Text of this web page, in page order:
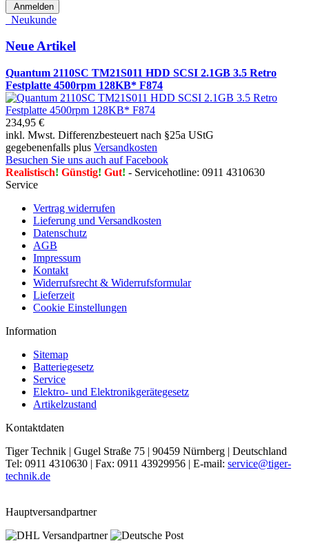
Anmelden
Neukunde
Neue Artikel
Quantum 2110SC TM21S011 HDD SCSI 2.1GB 3.5 Retro
Festplatte 4500rpm 128KB* F874
234,95 €
inkl. Mwst. Differenzbesteuert nach §25a UStG
gegebenenfalls plus Versandkosten
Besuchen Sie uns auch auf Facebook
Realistisch! Günstig! Gut! - Servicehotline: 0911 4310630
Service
Vertrag widerrufen
Lieferung und Versandkosten
Datenschutz
AGB
Impressum
Kontakt
Widerrufsrecht & Widerrufsformular
Lieferzeit
Cookie Einstellungen
Information
Sitemap
Batteriegesetz
Service
Elektro- und Elektronikgerätegesetz
Artikelzustand
Kontaktdaten
Tiger Technik | Gugel Straße 75 | 90459 Nürnberg | Deutschland
Tel: 0911 4310630 | Fax: 0911 43929956 | E-mail: service@tiger-
technik.de
Hauptversandpartner